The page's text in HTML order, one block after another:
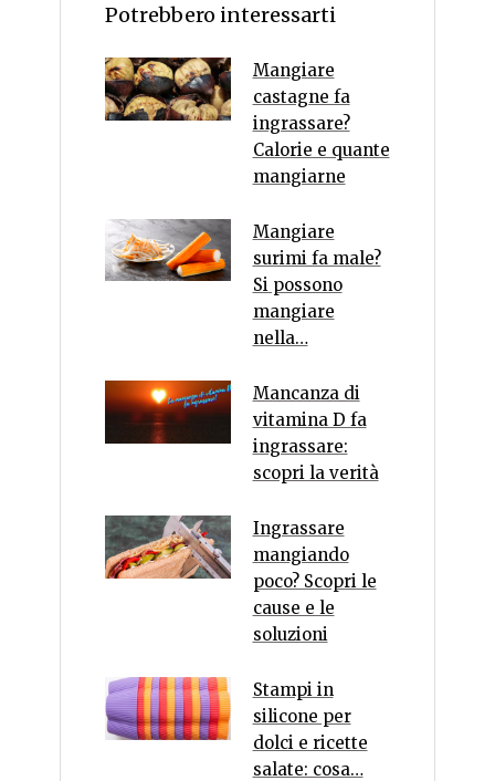
Potrebbero interessarti
Mangiare
castagne fa
ingrassare?
Calorie e quante
mangiarne
Mangiare
surimi fa male?
Si possono
mangiare
nella…
Mancanza di
vitamina D fa
ingrassare:
scopri la verità
Ingrassare
mangiando
poco? Scopri le
cause e le
soluzioni
Stampi in
silicone per
dolci e ricette
salate: cosa…